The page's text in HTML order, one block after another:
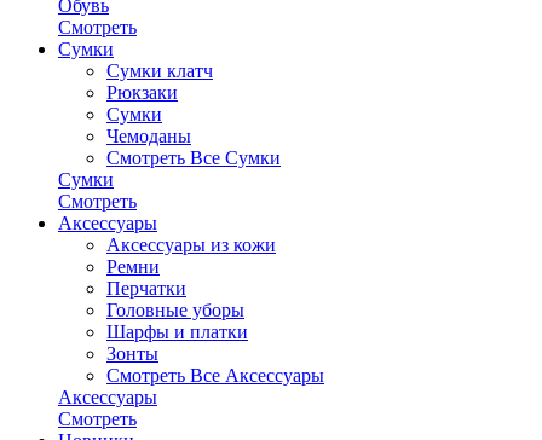
Обувь
Смотреть
Сумки
Сумки клатч
Рюкзаки
Сумки
Чемоданы
Смотреть Все Сумки
Сумки
Смотреть
Аксессуары
Аксессуары из кожи
Ремни
Перчатки
Головные уборы
Шарфы и платки
Зонты
Смотреть Все Аксессуары
Аксессуары
Смотреть